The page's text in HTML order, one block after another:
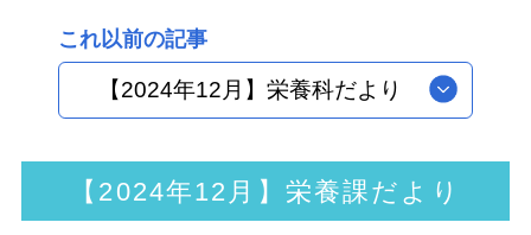
これ以前の記事
【2024年12月】栄養科だより
【2024年12月】栄養課だより